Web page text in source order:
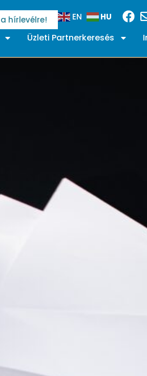
hírlevélre! EN HU
Üzleti Partnerkeresés